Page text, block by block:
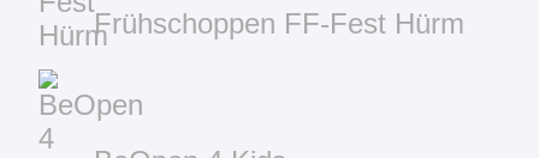
Frühschoppen FF-Fest Hürm